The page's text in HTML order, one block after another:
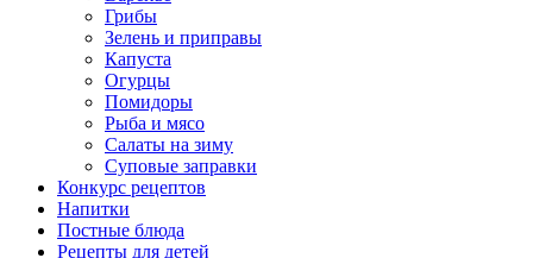
Грибы
Зелень и приправы
Капуста
Огурцы
Помидоры
Рыба и мясо
Салаты на зиму
Суповые заправки
Конкурс рецептов
Напитки
Постные блюда
Рецепты для детей